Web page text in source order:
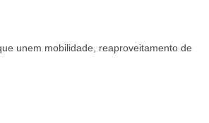
unem mobilidade, reaproveitamento de